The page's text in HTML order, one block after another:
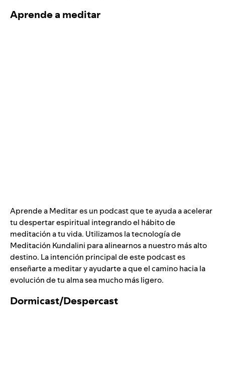
Aprende a meditar
Aprende a Meditar es un podcast que te ayuda a acelerar
tu despertar espiritual integrando el hábito de
meditación a tu vida. Utilizamos la tecnología de
Meditación Kundalini para alinearnos a nuestro más alto
destino. La intención principal de este podcast es
enseñarte a meditar y ayudarte a que el camino hacia la
evolución de tu alma sea mucho más ligero.
Dormicast/Despercast